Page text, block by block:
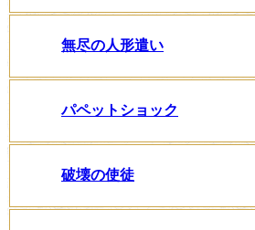
無尽の人形遣い
パペットショック
破壊の使徒